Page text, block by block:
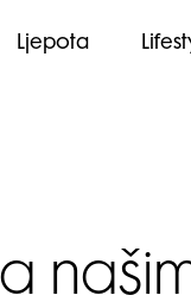
Ljepota